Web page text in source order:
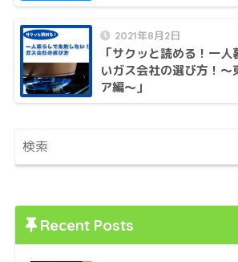
2021年8月2日
「サクッと読める！一
いガス会社の選び方！〜
ア編〜」
Recent Posts